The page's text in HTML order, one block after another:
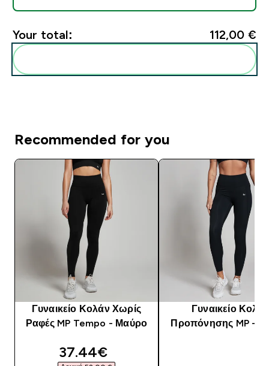
Your total: 112,00 €‎
Recommended for you
Γυναικείο Κολάν Χωρίς
Ραφές MP Tempo - Μαύρο
discounted price
37.44€‎
Γυναικείο Κολάν
Προπόνησης MP -